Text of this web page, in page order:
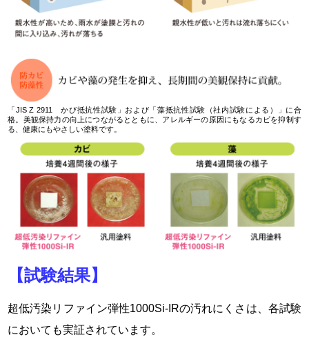
「JIS Z 2911 かび抵抗性試験」および「藻抵抗性試験（社内試験による）」に合
格。美観保持力の向上につながるとともに、アレルギーの原因にもなるカビを抑制す
る、健康にもやさしい塗料です。
【試験結果】
超低汚染リファイン弾性1000Si-IRの汚れにくさは、各試験
においても実証されています。